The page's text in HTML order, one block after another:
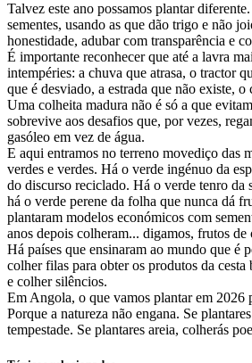
Talvez este ano possamos plantar
sementes, usando as que dão trigo e não
honestidade, adubar com transparência e
É importante reconhecer que até a lavra
intempéries: a chuva que atrasa, o tractor
que é desviado, a estrada que não existe,
Uma colheita madura não é só a que
sobrevive aos desafios que, por vezes,
gasóleo em vez de água.
E aqui entramos no terreno movediço das
verdes e verdes. Há o verde ingénuo da
do discurso reciclado. Há o verde tenro da
há o verde perene da folha que nunca dá
plantaram modelos económicos com
anos depois colheram... digamos, frutos de
Há países que ensinaram ao mundo que é
colher filas para obter os produtos da cesta
e colher silêncios.
Em Angola, o que vamos plantar em 2026
Porque a natureza não engana. Se
tempestade. Se plantares areia, colherás